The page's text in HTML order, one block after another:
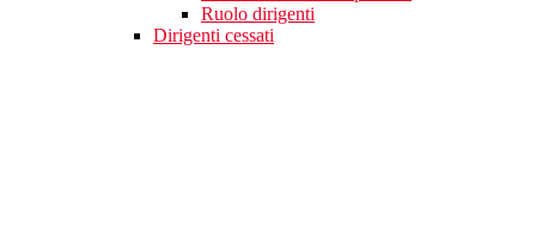
Ruolo dirigenti
Dirigenti cessati